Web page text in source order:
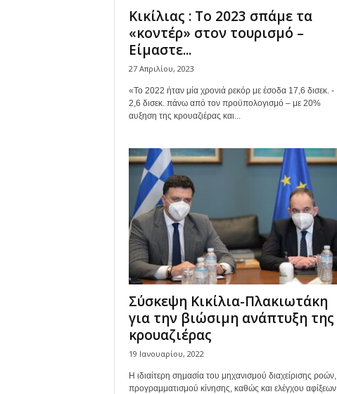
Κικίλιας : Το 2023 σπάμε τα
«κοντέρ» στον τουρισμό –
Είμαστε...
27 Απριλίου, 2023
«Το 2022 ήταν μία χρονιά ρεκόρ με έσοδα 17,6 δισεκ. -
2,6 δισεκ. πάνω από τον προϋπολογισμό – με 20%
αυξηση της κρουαζιέρας και...
Σύσκεψη Κικίλια-Πλακιωτάκη
για την βιώσιμη ανάπτυξη της
κρουαζιέρας
19 Ιανουαρίου, 2022
Η ιδιαίτερη σημασία του μηχανισμού διαχείρισης ροών,
προγραμματισμού κίνησης, καθώς και ελέγχου αφίξεων